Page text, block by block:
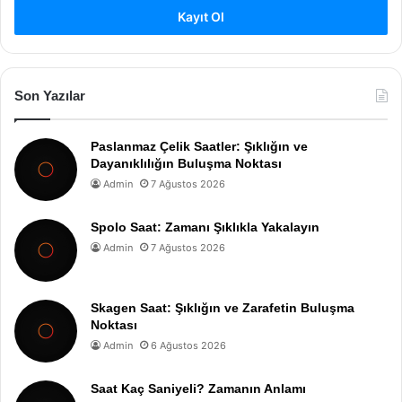
Kayıt Ol
Son Yazılar
Paslanmaz Çelik Saatler: Şıklığın ve
Dayanıklılığın Buluşma Noktası
Admin 7 Ağustos 2026
Spolo Saat: Zamanı Şıklıkla Yakalayın
Admin 7 Ağustos 2026
Skagen Saat: Şıklığın ve Zarafetin Buluşma
Noktası
Admin 6 Ağustos 2026
Saat Kaç Saniyeli? Zamanın Anlamı